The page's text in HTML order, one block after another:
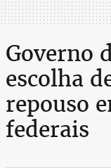
Governo
escolha
repouso
federais